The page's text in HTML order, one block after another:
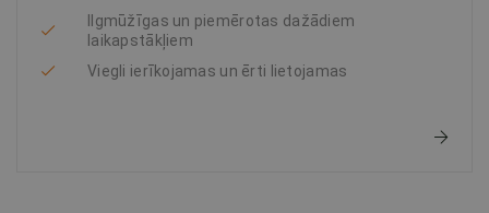
Ilgmūžīgas un piemērotas dažādiem
laikapstākļiem
Viegli ierīkojamas un ērti lietojamas